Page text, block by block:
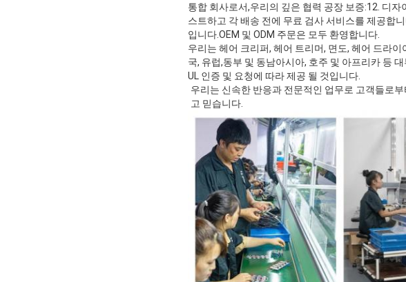
통합 회사로서,우리의 깊은 협력 공장 보증:12. 디
스트하고 각 배송 전에 무료 검사 서비스를 제공합
입니다.OEM 및 ODM 주문은 모두 환영합니다.
우리는 헤어 크리퍼, 헤어 트리머, 면도, 헤어 드라
국, 유럽,동부 및 동남아시아, 호주 및 아프리카 등
UL 인증 및 요청에 따라 제공 될 것입니다.
우리는 신속한 반응과 전문적인 업무로 고객들로
고 믿습니다.